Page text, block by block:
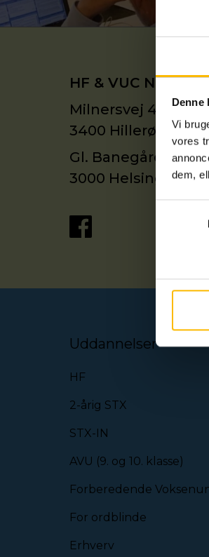
Denne
Vi
vores
dem,
HF & VUC
Milnersvej 40
3400 Hillerød
Gl. Banegårdsvej
3000 Helsingør
Uddannelser
HF
2-årig STX
STX-IN
AVU (9. og 10. klasse)
Forberedende
For ordblinde
Erhverv